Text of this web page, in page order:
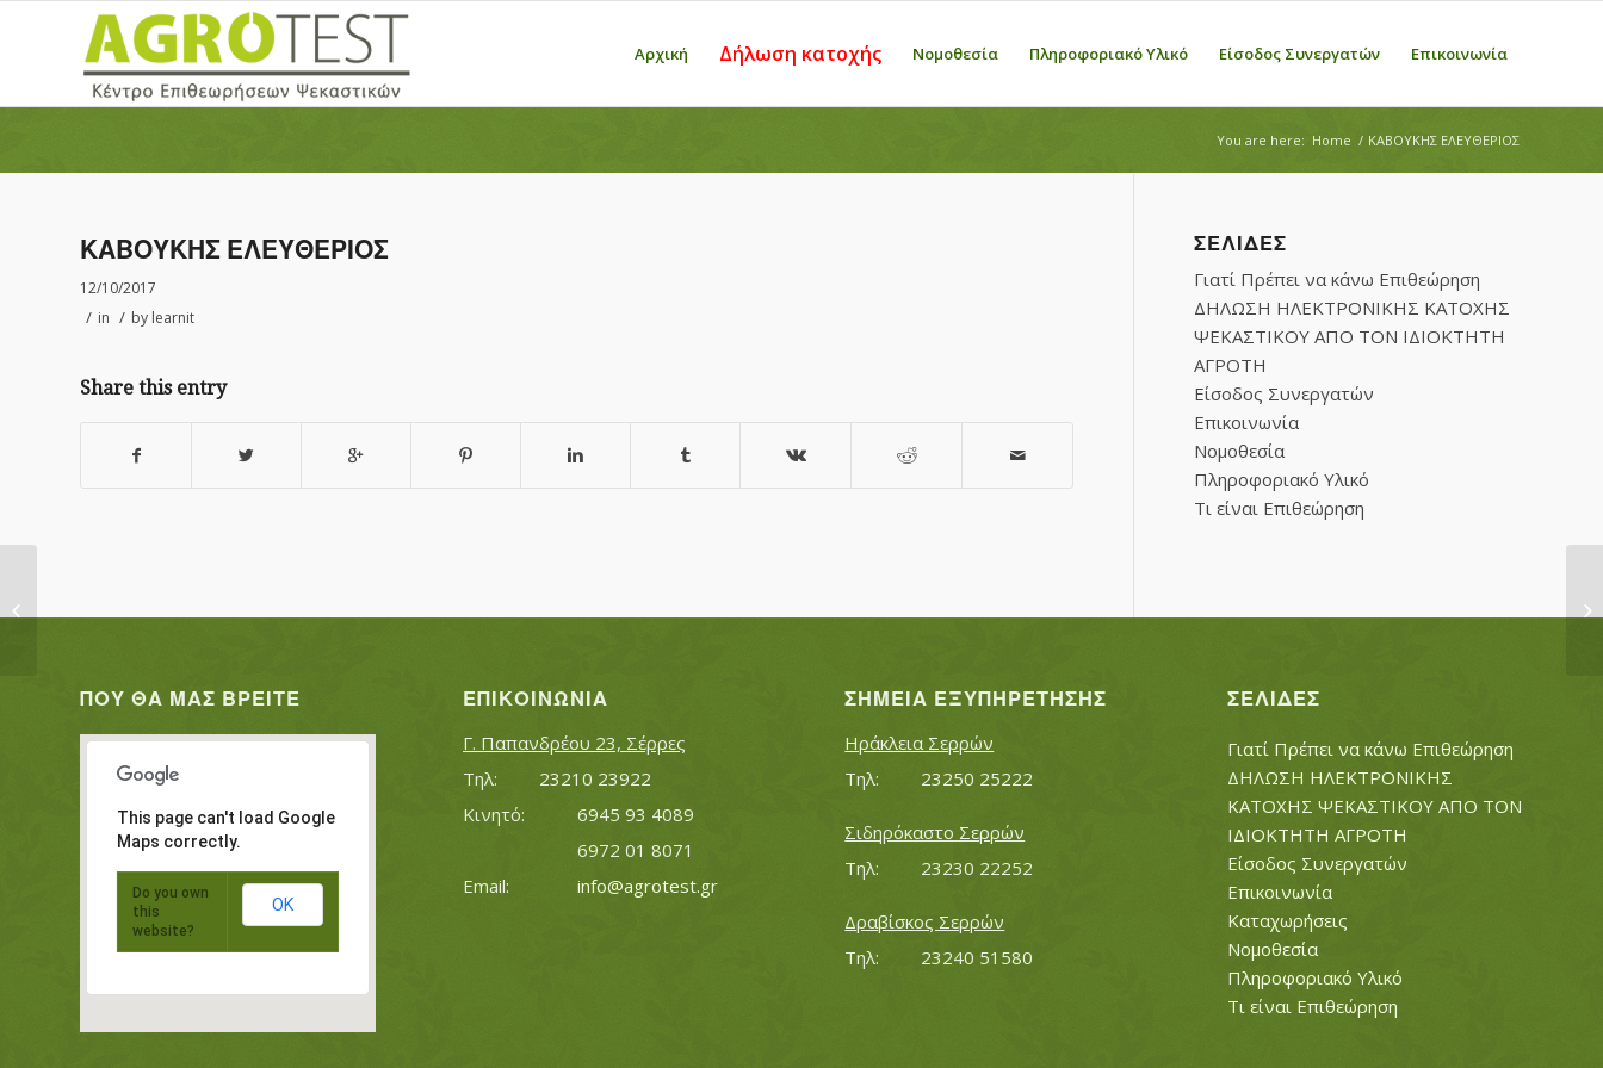
Αρχική Δήλωση κατοχής Νομοθεσία Πληροφοριακό Υλικό Είσοδος Συνεργατών Επικοινωνία
You are here: Home / ΚΑΒΟΥΚΗΣ ΕΛΕΥΘΕΡΙΟΣ
ΚΑΒΟΥΚΗΣ ΕΛΕΥΘΕΡΙΟΣ
12/10/2017
/ in / by learnit
Share this entry
ΣΕΛΊΔΕΣ
Γιατί Πρέπει να κάνω Επιθεώρηση
ΔΗΛΩΣΗ ΗΛΕΚΤΡΟΝΙΚΗΣ ΚΑΤΟΧΗΣ
ΨΕΚΑΣΤΙΚΟΥ ΑΠΟ ΤΟΝ ΙΔΙΟΚΤΗΤΗ
ΑΓΡΟΤΗ
Είσοδος Συνεργατών
Επικοινωνία
Νομοθεσία
Πληροφοριακό Υλικό
Τι είναι Επιθεώρηση
ΠΟΥ ΘΑ ΜΑΣ ΒΡΕΊΤΕ
This page can't load Google
Maps correctly.
Do you own
this
website?
OK
ΕΠΙΚΟΙΝΩΝΊΑ
Γ. Παπανδρέου 23, Σέρρες
Τηλ:		23210 23922
Κινητό:		6945 93 4089
			6972 01 8071
info@agrotest.gr
ΣΗΜΕΊΑ ΕΞΥΠΗΡΈΤΗΣΗΣ
Ηράκλεια Σερρών
Τηλ:		23250 25222
Σιδηρόκαστο Σερρών
Τηλ:		23230 22252
Δραβίσκος Σερρών
Τηλ:		23240 51580
ΣΕΛΊΔΕΣ
Γιατί Πρέπει να κάνω Επιθεώρηση
ΔΗΛΩΣΗ ΗΛΕΚΤΡΟΝΙΚΗΣ
ΚΑΤΟΧΗΣ ΨΕΚΑΣΤΙΚΟΥ ΑΠΟ ΤΟΝ
ΙΔΙΟΚΤΗΤΗ ΑΓΡΟΤΗ
Είσοδος Συνεργατών
Επικοινωνία
Καταχωρήσεις
Νομοθεσία
Πληροφοριακό Υλικό
Τι είναι Επιθεώρηση
ΑΝΑΣ. ΕΥΑΓΓ...